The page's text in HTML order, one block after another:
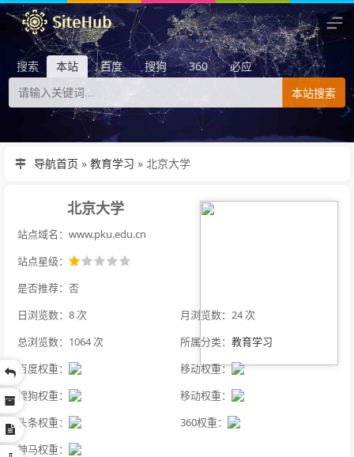
搜索 本站 百度 搜狗 360 必应
本站搜索
导航首页 » 教育学习 » 北京大学
北京大学
站点域名：www.pku.edu.cn
站点星级：
是否推荐：否
日浏览数：8 次
月浏览数：24 次
总浏览数：1064 次
所属分类： 教育学习
百度权重：
移动权重：
搜狗权重：
移动权重：
头条权重：
360权重：
神马权重：